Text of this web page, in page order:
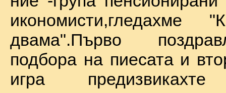
икономисти,гледахме
двама".Първо
подбора на пиесата и
игра